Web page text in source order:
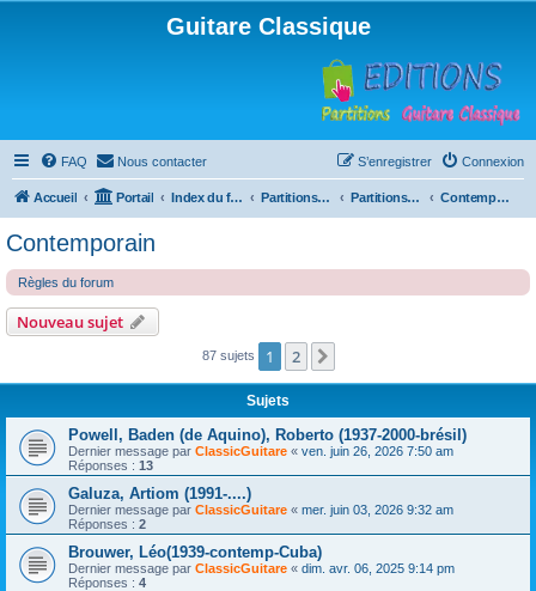
Guitare Classique
FAQ Nous contacter Connexion
S’enregistrer
Accueil Portail Index du forum Partitions pour guitare en libre téléchargement Partitions classées par compositeur Contemporain
Contemporain
Règles du forum
Nouveau sujet
87 sujets 1 2
Sujets
Powell, Baden (de Aquino), Roberto (1937-2000-brésil)
Dernier message par ClassicGuitare « ven. juin 26, 2026 7:50 am
Réponses : 13
Galuza, Artiom (1991-....)
Dernier message par ClassicGuitare « mer. juin 03, 2026 9:32 am
Réponses : 2
Brouwer, Léo(1939-contemp-Cuba)
Dernier message par ClassicGuitare « dim. avr. 06, 2025 9:14 pm
Réponses : 4